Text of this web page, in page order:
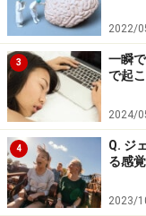
を反映するものとも
ですから、もし頻
み事を解消し、疲
眠をとることが大
い生活を心がけて
でしょう。非科学
りません。
2022/
3
一瞬
で起
2024/
4
Q. ジ
る感
2023/